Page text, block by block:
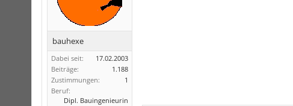
bauhexe
Dabei seit:
17.02.2003
Beiträge:
1.188
Zustimmungen:
1
Beruf:
Dipl. Bauingenieurin